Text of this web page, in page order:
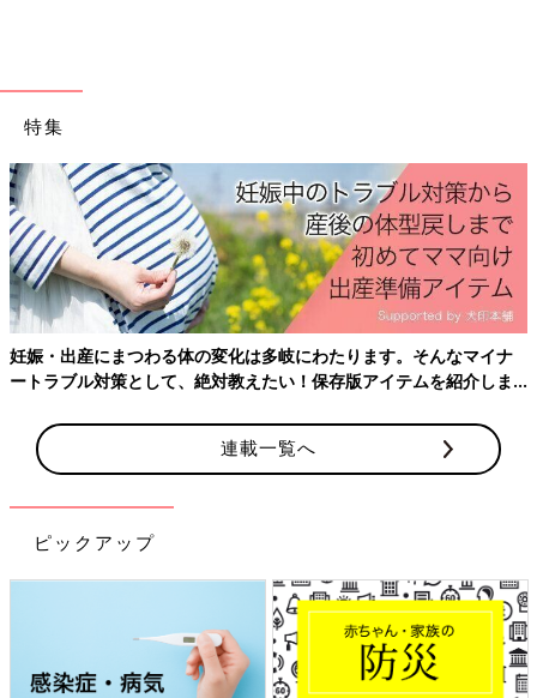
特集
妊娠・出産にまつわる体の変化は多岐にわたります。そんなマイナ
ートラブル対策として、絶対教えたい！保存版アイテムを紹介しま
連載一覧へ
ピックアップ